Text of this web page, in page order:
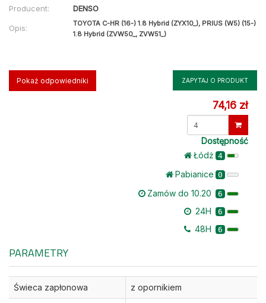
Producent:
DENSO
Opis:
TOYOTA C-HR (16-) 1.8 Hybrid (ZYX10_), PRIUS (W5) (15-)
1.8 Hybrid (ZVW50_, ZVW51_)
Pokaż odpowiedniki ZAPYTAJ O PRODUKT
74,16 zł
Dostępność
Łódż 4
Pabianice 0
Zamów do 10.20 6
24H 6
48H 6
PARAMETRY
Świeca zapłonowa z opornikiem